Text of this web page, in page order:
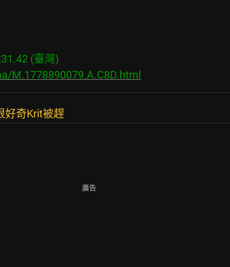
(臺灣)
M.1778890079.A.C8D.html
好奇Krit被趕
廣告